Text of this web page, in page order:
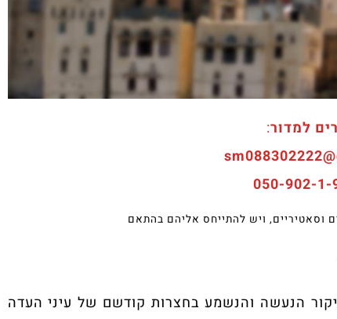
למדור:
וסאטיריים, ויש להתייחס אליהם בהתאם
הנעשה והנשמע בחצרות קודשם של עיני העדה